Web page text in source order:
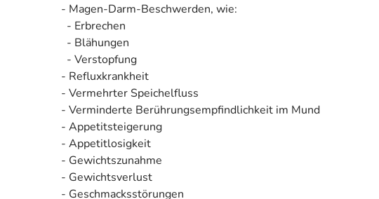
- Magen-Darm-Beschwerden, wie:
- Erbrechen
- Blähungen
- Verstopfung
- Refluxkrankheit
- Vermehrter Speichelfluss
- Verminderte Berührungsempfindlichkeit im Mund
- Appetitsteigerung
- Appetitlosigkeit
- Gewichtszunahme
- Gewichtsverlust
- Geschmacksstörungen